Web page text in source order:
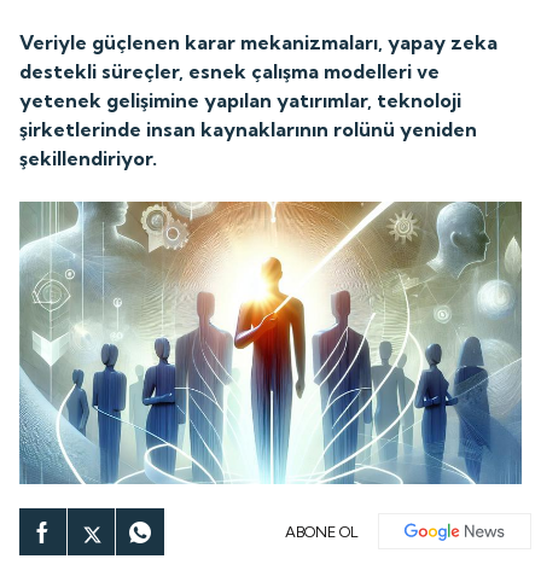
Veriyle güçlenen karar mekanizmaları, yapay zeka
destekli süreçler, esnek çalışma modelleri ve
yetenek gelişimine yapılan yatırımlar, teknoloji
şirketlerinde insan kaynaklarının rolünü yeniden
şekillendiriyor.
ABONE OL